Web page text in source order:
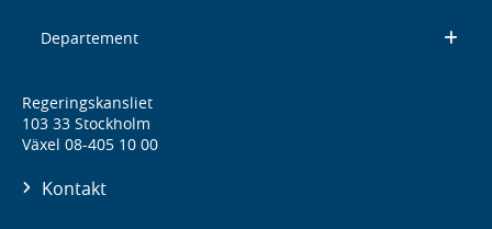
Departement
Regeringskansliet
103 33 Stockholm
Växel 08-405 10 00
Kontakt